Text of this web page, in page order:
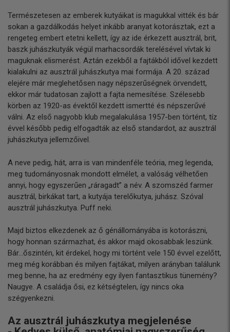
Természetesen az emberek kutyáikat is magukkal vitték és bár
sokan a gazdálkodás helyet inkább aranyat kotorásztak, ezt a
rengeteg embert etetni kellett, így az ide érkezett ausztrál, brit,
baszk juhászkutyák végül marhacsordák terelésével vívtak ki
maguknak elismerést. Aztán ezekből a fajtákból idővel kezdett
kialakulni az ausztrál juhászkutya mai formája. A 20. század
elejére már meglehetősen nagy népszerűségnek örvendett,
ekkor már tudatosan zajlott a fajta nemesítése. Szélesebb
körben az 1920-as évektől kezdett ismertté és népszerűvé
válni. Az első nagyobb klub megalakulása 1957-ben történt, tíz
évvel később pedig elfogadták az első standardot, az ausztrál
juhászkutya jellemzőivel.
A neve pedig, hát, arra is van mindenféle teória, meg legenda,
meg tudományosnak mondott elmélet, a valóság vélhetően
annyi, hogy egyszerűen „ráragadt” a név. A szomszéd farmer
ausztrál, birkákat tart, a kutyája terelőkutya, juhász. Szóval
ausztrál juhászkutya. Puff neki.
Majd biztos elkezdenek az ő génállományába is kotorászni,
hogy honnan származhat, és akkor majd okosabbak leszünk.
Bár...őszintén, kit érdekel, hogy mi történt vele 150 évvel ezelőtt,
meg még korábban és milyen fajtákat, milyen arányban találunk
meg benne, ha az eredmény egy ilyen fantasztikus tünemény?
Naugye. A családja ősi, ez kétségtelen, így nincs oka
szégyenkezni.
Az ausztrál juhászkutya megjelenése